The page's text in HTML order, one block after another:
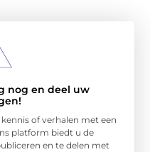
nog en deel uw
of verhalen met een
platform biedt u de
en te delen met